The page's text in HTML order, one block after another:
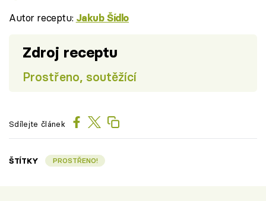
Autor receptu: Jakub Šídlo
Zdroj receptu
Prostřeno, soutěžící
Sdílejte článek
ŠTÍTKY PROSTŘENO!